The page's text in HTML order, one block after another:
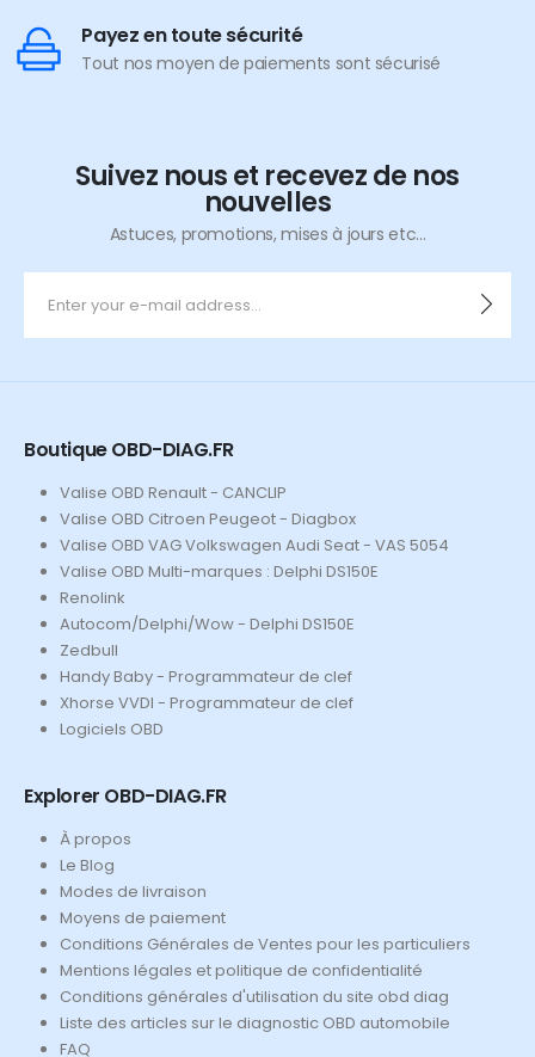
Payez en toute sécurité
Tout nos moyen de paiements sont sécurisé
Suivez nous et recevez de nos
nouvelles
Astuces, promotions, mises à jours etc...
Boutique OBD-DIAG.FR
Valise OBD Renault - CANCLIP
Valise OBD Citroen Peugeot - Diagbox
Valise OBD VAG Volkswagen Audi Seat - VAS 5054
Valise OBD Multi-marques : Delphi DS150E
Renolink
Autocom/Delphi/Wow - Delphi DS150E
Zedbull
Handy Baby - Programmateur de clef
Xhorse VVDI - Programmateur de clef
Logiciels OBD
Explorer OBD-DIAG.FR
À propos
Le Blog
Modes de livraison
Moyens de paiement
Conditions Générales de Ventes pour les particuliers
Mentions légales et politique de confidentialité
Conditions générales d'utilisation du site obd diag
Liste des articles sur le diagnostic OBD automobile
FAQ